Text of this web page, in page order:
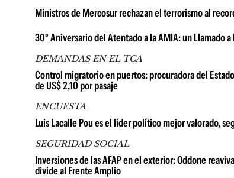
Ministros de Mercosur rechazan el terrorismo al
30º Aniversario del Atentado a la AMIA: un Llamado
DEMANDAS EN EL TCA
Control migratorio en puertos: procuradora del
de US$ 2,10 por pasaje
ENCUESTA
Luis Lacalle Pou es el líder político mejor valorado,
SEGURIDAD SOCIAL
Inversiones de las AFAP en el exterior: Oddone
divide al Frente Amplio